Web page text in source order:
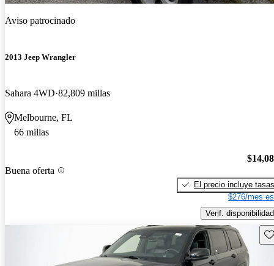
Aviso patrocinado
2013 Jeep Wrangler
Sahara 4WD 82,809 millas
Melbourne, FL
66 millas
Buena oferta
El precio incluye tasas
$276/mes
Verif. disponibilidad